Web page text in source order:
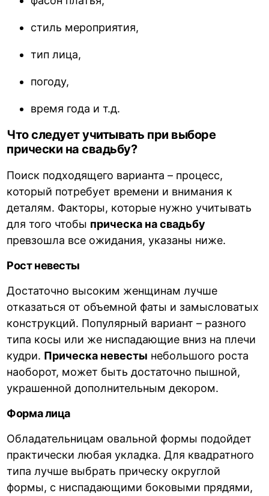
стиль мероприятия,
тип лица,
погоду,
время года и т.д.
Что следует учитывать при выборе
прически на свадьбу?
Поиск подходящего варианта – процесс,
который потребует времени и внимания к
деталям. Факторы, которые нужно учитывать
для того чтобы прическа на свадьбу
превзошла все ожидания, указаны ниже.
Рост невесты
Достаточно высоким женщинам лучше
отказаться от объемной фаты и замысловатых
конструкций. Популярный вариант – разного
типа косы или же ниспадающие вниз на плечи
кудри. Прическа невесты небольшого роста
наоборот, может быть достаточно пышной,
украшенной дополнительным декором.
Форма лица
Обладательницам овальной формы подойдет
практически любая укладка. Для квадратного
типа лучше выбрать прическу округлой
формы, с ниспадающими боковыми прядями,